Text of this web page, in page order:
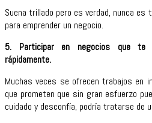
Suena trillado pero es verdad, nunca es
para emprender un negocio.
5. Participar en negocios que te
rápidamente.
Muchas veces se ofrecen trabajos en
que prometen que sin gran esfuerzo
cuidado y desconfía, podría tratarse de